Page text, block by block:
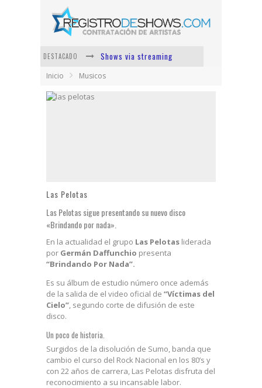
DESTACADO
Shows via streaming
Lit Killah
Inicio Musicos
Las Pelotas
Las Pelotas sigue presentando su nuevo disco
«Brindando por nada».
En la actualidad el grupo Las Pelotas liderada
por Germán Daffunchio presenta
“Brindando Por Nada”.
Es su álbum de estudio número once además
de la salida de el video oficial de “Víctimas del
Cielo” , segundo corte de difusión de este
disco.
Un poco de historia.
Surgidos de la disolución de Sumo, banda que
cambio el curso del Rock Nacional en los 80’s y
con 22 años de carrera, Las Pelotas disfruta del
reconocimiento a su incansable labor.